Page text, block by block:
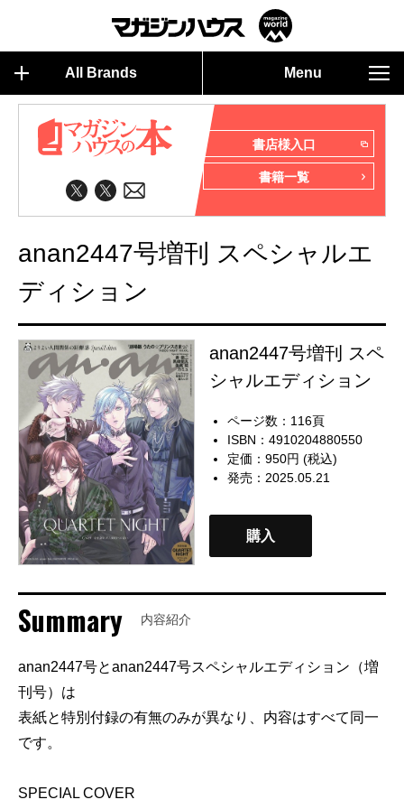
All Brands Menu
書店様入口
書籍一覧
anan2447号増刊 スペシャルエ
ディション
anan2447号増刊 スペ
シャルエディション
ページ数：116頁
ISBN：4910204880550
定価：950円 (税込)
発売：2025.05.21
購入
Summary 内容紹介
anan2447号とanan2447号スペシャルエディション（増
刊号）は
表紙と特別付録の有無のみが異なり、内容はすべて同一
です。
SPECIAL COVER